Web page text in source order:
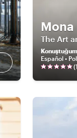
Mona
The Art
Español •
(